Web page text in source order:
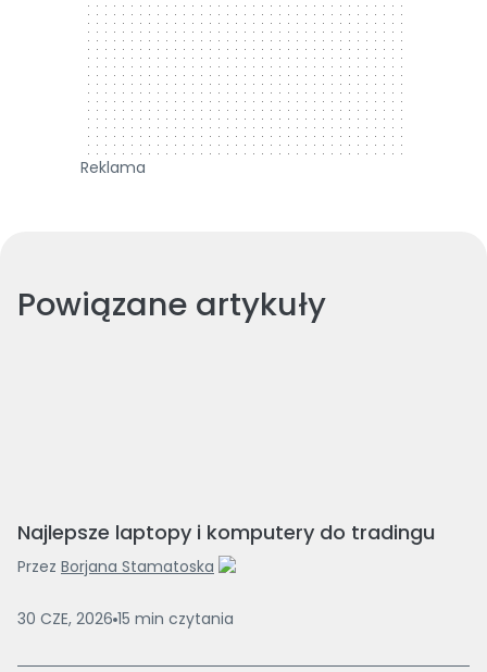
Reklama
Powiązane artykuły
Najlepsze laptopy i komputery do tradingu
Przez Borjana Stamatoska
30 CZE, 2026 15 min czytania